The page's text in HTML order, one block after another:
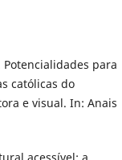
Potencialidades para
católicas do
e visual. In: Anais